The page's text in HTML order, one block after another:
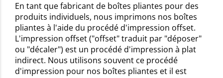
En tant que fabricant de boîtes pliantes pour des
produits individuels, nous imprimons nos boîtes
pliantes à l'aide du procédé d'impression offset.
L'impression offset ("offset" traduit par "déposer"
ou "décaler") est un procédé d'impression à plat
indirect. Nous utilisons souvent ce procédé
d'impression pour nos boîtes pliantes et il est